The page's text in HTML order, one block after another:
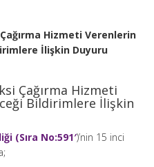
Hizmeti Verenlerin
İlişkin Duyuru
Çağırma Hizmeti
Bildirimlere İlişkin
(Sıra No:591′)’nin 15 inci